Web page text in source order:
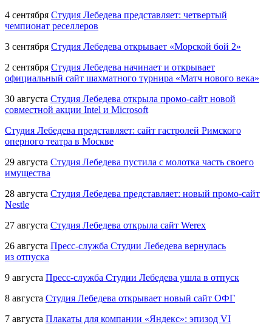
4 сентября Студия Лебедева представляет: четвертый
чемпионат реселлеров
3 сентября Студия Лебедева открывает «Морской бой 2»
2 сентября Студия Лебедева начинает и открывает
официальный сайт шахматного турнира «Матч нового века»
30 августа Студия Лебедева открыла промо-сайт новой
совместной акции Intel и Microsoft
Студия Лебедева представляет: сайт гастролей Римского
оперного театра в Москве
29 августа Студия Лебедева пустила с молотка часть своего
имущества
28 августа Студия Лебедева представляет: новый промо-сайт
Nestle
27 августа Студия Лебедева открыла сайт Werex
26 августа Пресс-служба Студии Лебедева вернулась
из отпуска
9 августа Пресс-служба Студии Лебедева ушла в отпуск
8 августа Студия Лебедева открывает новый сайт ОФГ
7 августа Плакаты для компании «Яндекс»: эпизод VI